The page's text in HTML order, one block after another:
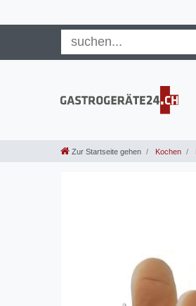
Zur Startseite gehen Kochen